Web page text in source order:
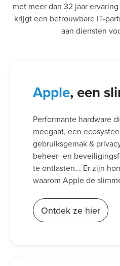
met meer dan 32 jaar
krijgt een betrouwbare IT-
aan diensten
Apple, een
Performante hardware
meegaat, een
gebruiksgemak &
beheer- en
te ontlasten... Er zijn
waarom Apple de
Ontdek ze hier